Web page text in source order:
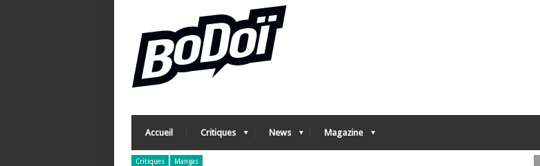
Accueil Critiques News Magazine
Critiques Mangas